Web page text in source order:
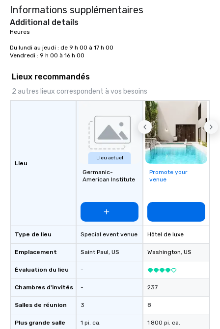
will have the perfect opportunity to
get to know each other better! Your
guide is well-versed in local culture,
and spooky event.
Informations supplémentaires
Additional details
Heures
Du lundi au jeudi : de 9 h 00 à 17 h 00
Vendredi : 9 h 00 à 16 h 00
Lieux recommandés
2 autres lieux correspondent à vos besoins
Lieu
Type de lieu
Emplacement
Évaluation du lieu
Chambres d'invités
Salles de réunion
Plus grande salle
Lieu actuel
Germanic-
American Institute
Special event venue
Saint Paul, US
-
-
3
1 pi. ca.
Promote your
venue
Hôtel de luxe
Washington, US
237
8
1 800 pi. ca.